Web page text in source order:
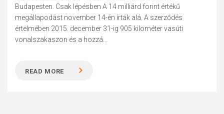
Budapesten. Csak lépésben A 14 milliárd forint értékű
megállapodást november 14-én írták alá. A szerződés
értelmében 2015. december 31-ig 905 kilométer vasúti
vonalszakaszon és a hozzá...
READ MORE